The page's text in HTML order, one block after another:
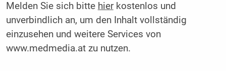
Melden Sie sich bitte hierkostenlos und
unverbindlich an, um den Inhalt vollständig
einzusehen und weitere Services von
www.medmedia.at zu nutzen.